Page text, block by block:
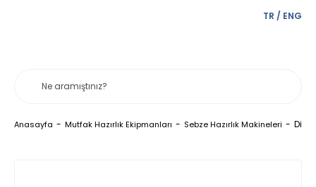
TR / ENG
Anasayfa Mutfak Hazırlık Ekipmanları Sebze Hazırlık Makineleri